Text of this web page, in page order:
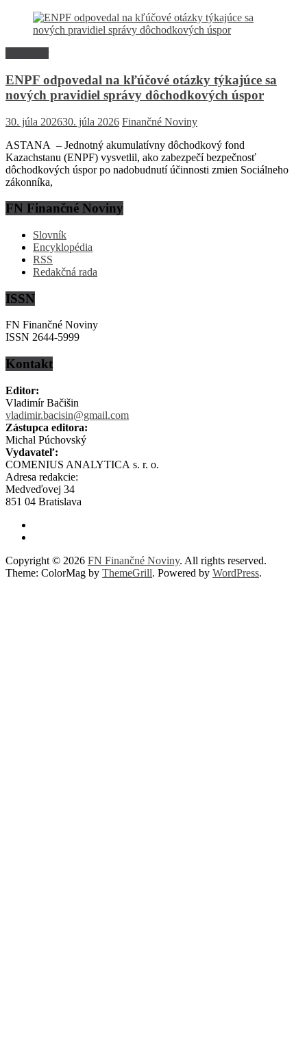
ENPF odpovedal na kľúčové otázky týkajúce sa
nových pravidiel správy dôchodkových úspor
30. júla 202630. júla 2026 Finančné Noviny
ASTANA – Jednotný akumulatívny dôchodkový fond
Kazachstanu (ENPF) vysvetlil, ako zabezpečí bezpečnosť
dôchodkových úspor po nadobudnutí účinnosti zmien Sociálneho
zákonníka,
FN Finančné Noviny
Slovník
Encyklopédia
RSS
Redakčná rada
ISSN
FN Finančné Noviny
ISSN 2644-5999
Kontakt
Editor:
Vladimír Bačišin
vladimir.bacisin@gmail.com
Zástupca editora:
Michal Púchovský
Vydavateľ:
COMENIUS ANALYTICA s. r. o.
Adresa redakcie:
Medveďovej 34
851 04 Bratislava
Copyright © 2026 FN Finančné Noviny. All rights reserved.
Theme: ColorMag by ThemeGrill. Powered by WordPress.